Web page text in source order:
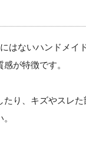
はないハンドメ
が特徴です。
り、キズやスレ